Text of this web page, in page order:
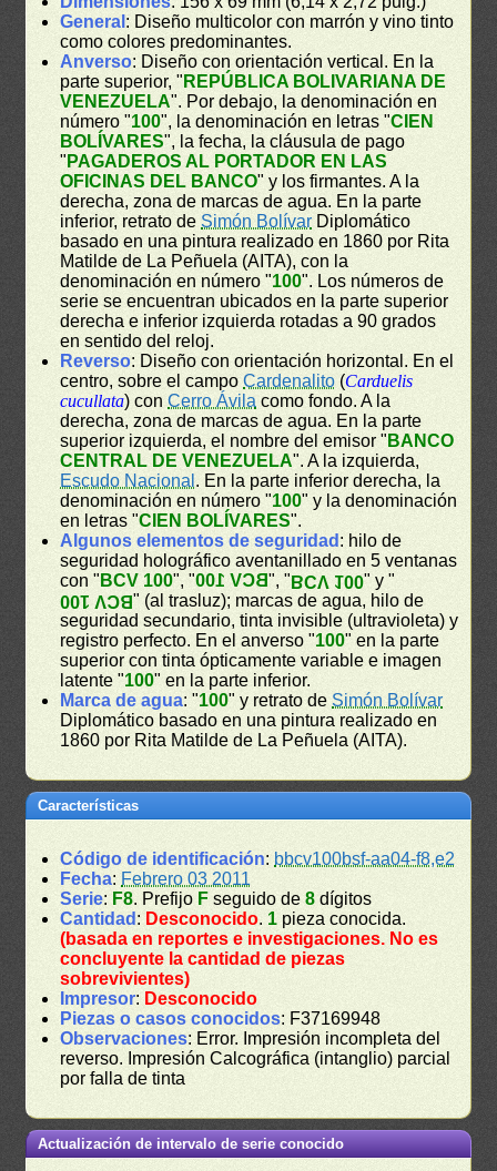
General : Diseño multicolor con marrón y vino tinto
como colores predominantes.
Anverso: Diseño con orientación vertical. En la
parte superior, " REPÚBLICA BOLIVARIANA DE
VENEZUELA". Por debajo, la denominación en
número "100", la denominación en letras "CIEN
BOLÍVARES", la fecha, la cláusula de pago
" PAGADEROS AL PORTADOR EN LAS
OFICINAS DEL BANCO" y los firmantes. A la
derecha, zona de marcas de agua. En la parte
inferior, retrato deSimón Bolívar Diplomático
basado en una pintura realizado en 1860 por Rita
Matilde de La Peñuela (AITA), con la
denominación en número "100". Los números de
serie se encuentran ubicados en la parte superior
derecha e inferior izquierda rotadas a 90 grados
en sentido del reloj.
Reverso: Diseño con orientación horizontal. En el
centro, sobre el campoCardenalito (Carduelis
cucullata) conCerro Ávila como fondo. A la
derecha, zona de marcas de agua. En la parte
superior izquierda, el nombre del emisor " BANCO
CENTRAL DE VENEZUELA". A la izquierda,
Escudo Nacional . En la parte inferior derecha, la
denominación en número "100" y la denominación
en letras "CIEN BOLÍVARES".
Algunos elementos de seguridad : hilo de
seguridad holográfico aventanillado en 5 ventanas
con " BCV 100", "BCV 100", "BCV 100" y "
BCV 100" (al trasluz); marcas de agua, hilo de
seguridad secundario, tinta invisible (ultravioleta) y
registro perfecto. En el anverso "100" en la parte
superior con tinta ópticamente variable e imagen
latente "100" en la parte inferior.
Marca de agua: "100" y retrato deSimón Bolívar
Diplomático basado en una pintura realizado en
1860 por Rita Matilde de La Peñuela (AITA).
Características
Código de identificación: bbcv100bsf-aa04-f8,e2
Fecha: Febrero 03 2011
Serie: F8. Prefijo F seguido de8 dígitos
Cantidad : Desconocido. 1 pieza conocida.
(basada en reportes e investigaciones. No es
concluyente la cantidad de piezas
sobrevivientes)
Impresor: Desconocido
Piezas o casos conocidos: F37169948
Observaciones: Error. Impresión incompleta del
reverso. Impresión Calcográfica (intanglio) parcial
por falla de tinta
Actualización de intervalo de serie conocido